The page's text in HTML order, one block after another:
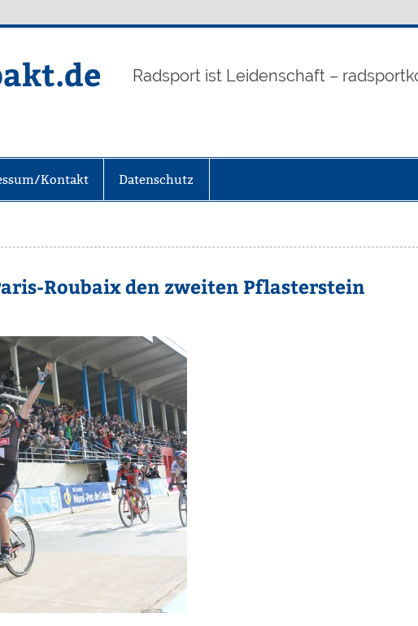
Radsport ist Leidenschaft –
Kontakt Datenschutz
Roubaix den zweiten Pflasterstein